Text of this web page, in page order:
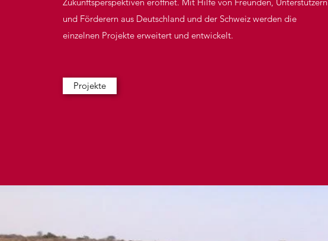
und Förderern aus Deutschland und der Schweiz werden die
einzelnen Projekte erweitert und entwickelt.
Projekte